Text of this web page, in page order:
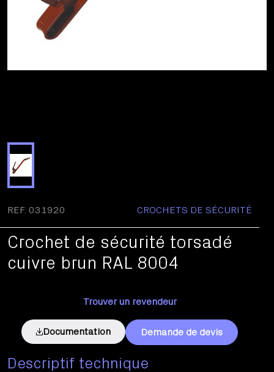
REF. 031920 CROCHETS DE SÉCURITÉ
Crochet de sécurité torsadé
cuivre brun RAL 8004
Trouver un revendeur
Documentation Demande de devis
Descriptif technique